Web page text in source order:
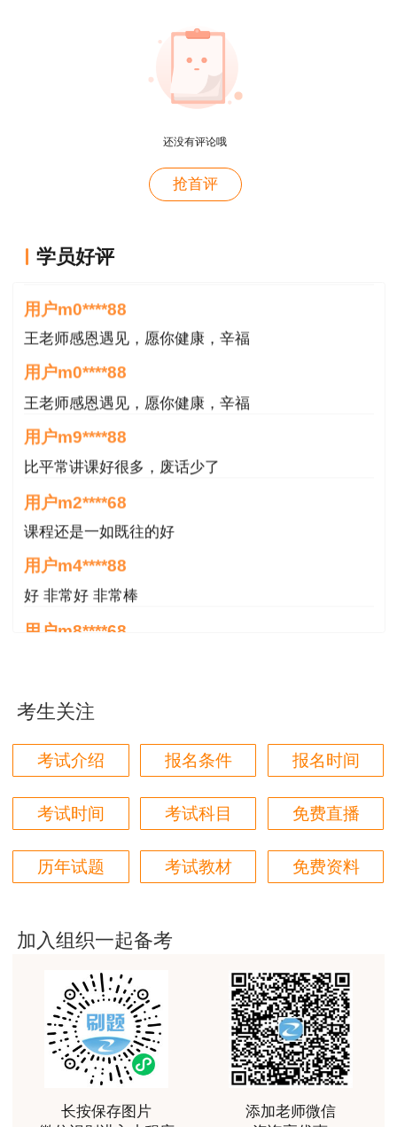
人员领取证书，介绍信需提供如下信息：前来领证
人的姓名和身份证号；考生姓名、身份证号、考试
科目、考试级别、参加考试年月；介绍加盖本单位
（2）介绍信附件需要附上各考生的身份证复
办理领取手续。
三、办理日期及领取期限
10月9日至11月9日工作日期间，集中接收办
证材料。办理后三个月时间内集中领取证书。
1.考生在前台登记需要领取的证书和以前办理
2.考生在一周后按领取手续办理。
五、遗失补证的办理程序
3.因补办证书需向国家人社部申请，时间较
长，请耐心等待工作人员的电话通知。
4.考生在接到办理完毕的电话通知后2个月内
领取。
5、职称外语、职称计算机证书遗失不补证，
证号、考试科目、考试级别、参加考试年月、申请
原由；个人申请需本人单位核实并加盖公章，无单
位的考生需加盖本人社区公章。
（2）考生在提交申请一周后按领取手续办
办理地点：海南省人力资源开发局（地址：海
还没有评论哦
抢首评
学员好评
概论就学习了十几天81分，感谢唐老师！
这哪儿是老师啊。保姆式教学。教学从各种角度综合
用户m0****88
王老师感恩遇见，愿你健康，辛福
用户m0****88
王老师感恩遇见，愿你健康，辛福
用户m9****88
比平常讲课好很多，废话少了
用户m2****68
课程还是一如既往的好
用户m4****88
好 非常好 非常棒
用户m8****68
好
用户m6****66
用户m6****66
非常美好
用户m6****68
用户m7****66
好好 好 好 好真好
用户Fa****56
认真听完，自己理解，老师确实讲的很好
用户xj****ra
课程课件设计完美，授课老师讲解通俗易懂
考生关注
考试介绍 报名条件 报名时间
考试时间 考试科目 免费直播
历年试题 考试教材 免费资料
加入组织一起备考
长按保存图片
添加老师微信